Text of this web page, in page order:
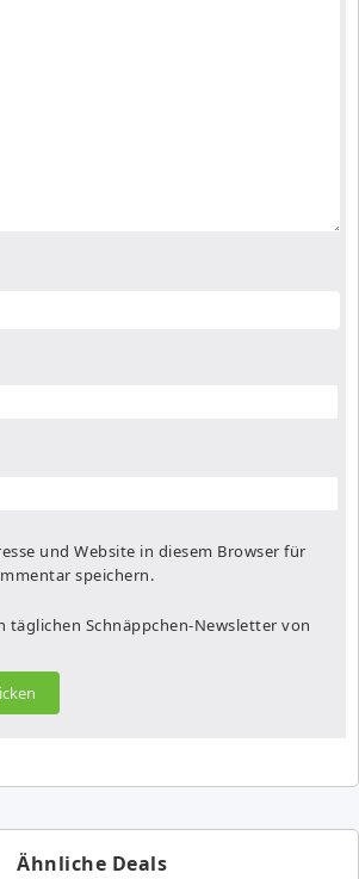
und Website in diesem Browser für
speichern.
täglichen Schnäppchen-Newsletter von
Ähnliche Deals